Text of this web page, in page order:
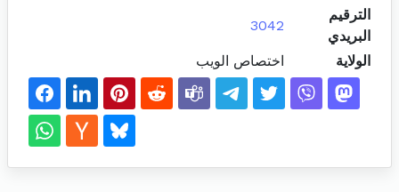
الترقيم
البريدي
3042
الولاية اختصاص الويب